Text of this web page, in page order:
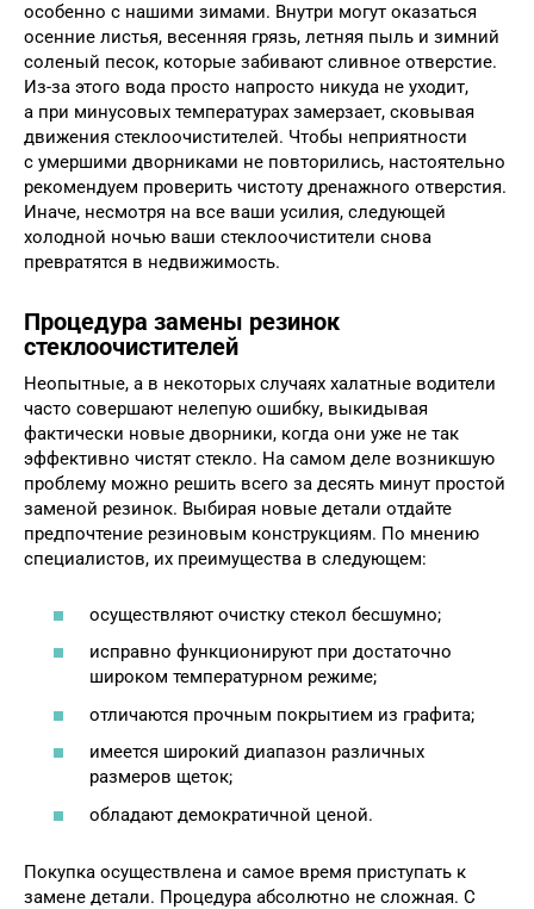
особенно с нашими зимами. Внутри могут оказаться
осенние листья, весенняя грязь, летняя пыль и зимний
соленый песок, которые забивают сливное отверстие.
Из-за этого вода просто напросто никуда не уходит,
а при минусовых температурах замерзает, сковывая
движения стеклоочистителей. Чтобы неприятности
с умершими дворниками не повторились, настоятельно
рекомендуем проверить чистоту дренажного отверстия.
Иначе, несмотря на все ваши усилия, следующей
холодной ночью ваши стеклоочистители снова
превратятся в недвижимость.
Процедура замены резинок
стеклоочистителей
Неопытные, а в некоторых случаях халатные водители
часто совершают нелепую ошибку, выкидывая
фактически новые дворники, когда они уже не так
эффективно чистят стекло. На самом деле возникшую
проблему можно решить всего за десять минут простой
заменой резинок. Выбирая новые детали отдайте
предпочтение резиновым конструкциям. По мнению
специалистов, их преимущества в следующем:
осуществляют очистку стекол бесшумно;
исправно функционируют при достаточно
широком температурном режиме;
отличаются прочным покрытием из графита;
имеется широкий диапазон различных
размеров щеток;
обладают демократичной ценой.
Покупка осуществлена и самое время приступать к
замене детали. Процедура абсолютно не сложная. С